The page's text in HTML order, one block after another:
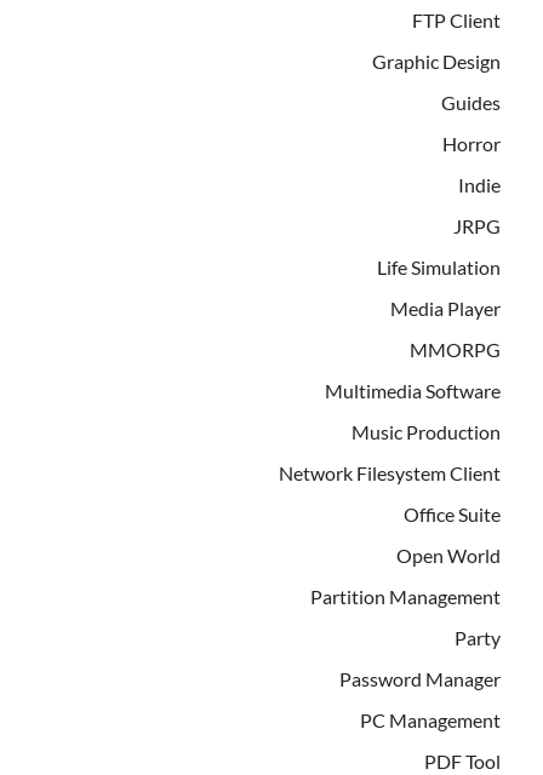
FTP Client
Graphic Design
Guides
Horror
Indie
JRPG
Life Simulation
Media Player
MMORPG
Multimedia Software
Music Production
Network Filesystem Client
Office Suite
Open World
Partition Management
Party
Password Manager
PC Management
PDF Tool